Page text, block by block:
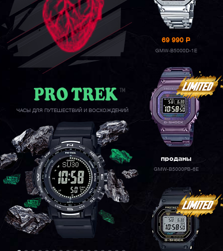
ЧАСЫ ДЛЯ ПУТЕШЕСТВИЙ И ВОСХОЖДЕНИЙ
69 990P
GMW-B5000D-1E
проданы
GMW-B5000PB-6E